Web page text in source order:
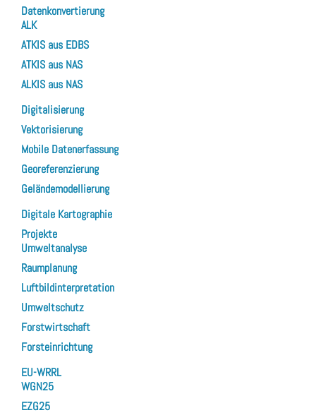
Datenkonvertierung
ALK
ATKIS aus EDBS
ATKIS aus NAS
ALKIS aus NAS
Digitalisierung
Vektorisierung
Mobile Datenerfassung
Georeferenzierung
Geländemodellierung
Digitale Kartographie
Projekte
Umweltanalyse
Raumplanung
Luftbildinterpretation
Umweltschutz
Forstwirtschaft
Forsteinrichtung
EU-WRRL
WGN25
EZG25